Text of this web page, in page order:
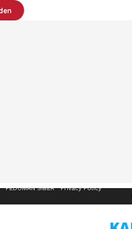
PEDOMAN SIBER Privacy Policy